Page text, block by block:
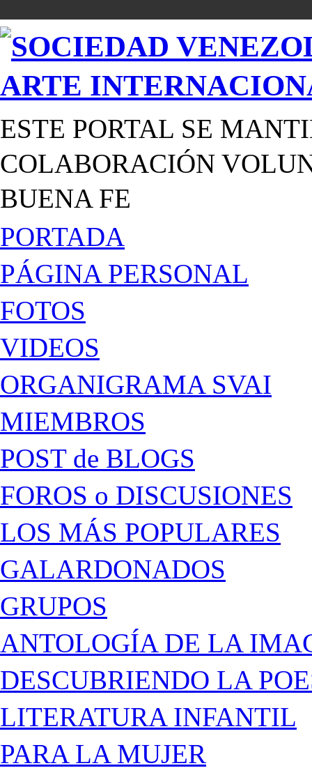
ESTE PORTAL SE
COLABORACIÓN
BUENA FE
PORTADA
PÁGINA PERSONAL
FOTOS
VIDEOS
ORGANIGRAMA SVAI
MIEMBROS
POST de BLOGS
FOROS o DISCUSIONES
LOS MÁS POPULARES
GALARDONADOS
GRUPOS
ANTOLOGÍA DE LA
DESCUBRIENDO LA
LITERATURA INFANTIL
PARA LA MUJER